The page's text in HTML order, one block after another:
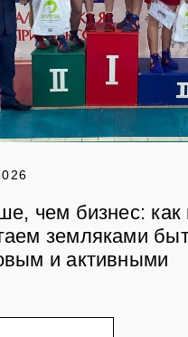
чем бизнес:
земляками
и активными